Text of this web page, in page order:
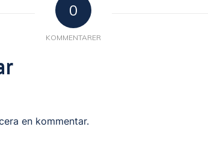
0
KOMMENTARER
en kommentar.